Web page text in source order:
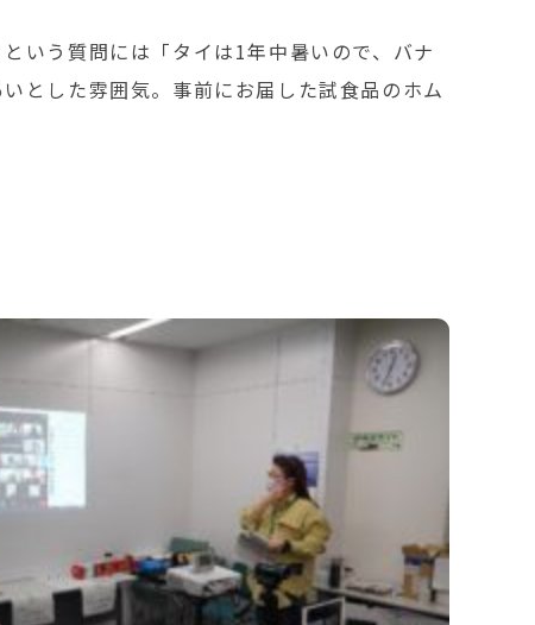
いう質問には「タイは1年中暑いので、バナ
とした雰囲気。事前にお届した試食品のホム